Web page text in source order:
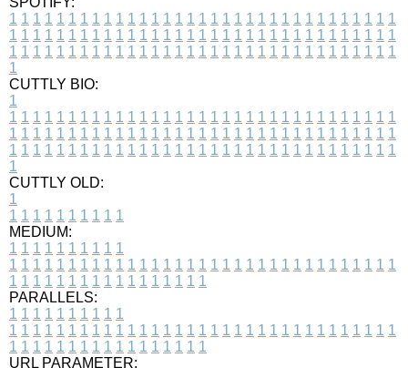
1 1 1 1 1 1 1 1 1 1 1 1 1 1 1 1 1 1 1 1 1 1 1 1 1 1 1 1 1 1 1 1 1
1 1 1 1 1 1 1 1 1 1 1 1 1 1 1 1 1 1 1 1 1 1 1 1 1 1 1 1 1 1 1 1 1
1 1 1 1 1 1 1 1 1 1 1 1 1 1 1 1 1 1 1 1 1 1 1 1 1 1 1 1 1 1 1 1 1
1
CUTTLY BIO:
1
1 1 1 1 1 1 1 1 1 1 1 1 1 1 1 1 1 1 1 1 1 1 1 1 1 1 1 1 1 1 1 1 1
1 1 1 1 1 1 1 1 1 1 1 1 1 1 1 1 1 1 1 1 1 1 1 1 1 1 1 1 1 1 1 1 1
1 1 1 1 1 1 1 1 1 1 1 1 1 1 1 1 1 1 1 1 1 1 1 1 1 1 1 1 1 1 1 1 1
1
CUTTLY OLD:
1
1 1 1 1 1 1 1 1 1 1
MEDIUM:
1 1 1 1 1 1 1 1 1 1
1 1 1 1 1 1 1 1 1 1 1 1 1 1 1 1 1 1 1 1 1 1 1 1 1 1 1 1 1 1 1 1 1
1 1 1 1 1 1 1 1 1 1 1 1 1 1 1 1 1
PARALLELS:
1 1 1 1 1 1 1 1 1 1
1 1 1 1 1 1 1 1 1 1 1 1 1 1 1 1 1 1 1 1 1 1 1 1 1 1 1 1 1 1 1 1 1
1 1 1 1 1 1 1 1 1 1 1 1 1 1 1 1 1
URL PARAMETER: